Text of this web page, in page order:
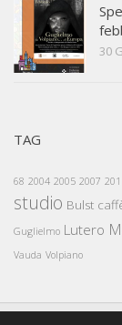
30
TAG
68 2004 2005 2007
studio Bulst
Guglielmo Lutero
Vauda Volpiano